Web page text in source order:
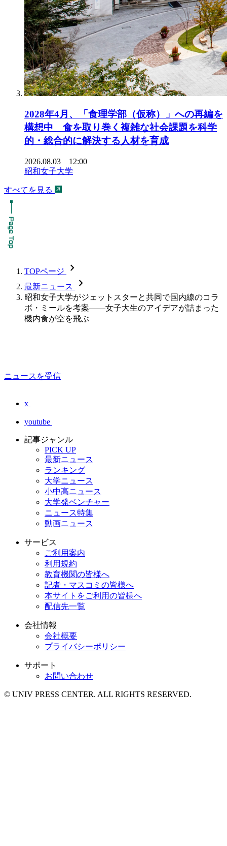
2028年4月、「食理学部（仮称）」への再編を
構想中 食を取り巻く複雑な社会課題を科学
的・総合的に解決する人材を育成
2026.08.03 12:00
昭和女子大学
すべてを見る
TOPページ chevron_forward
最新ニュース chevron_forward
昭和女子大学がジェットスターと共同で国内線のコラ
ボ・ミールを考案――女子大生のアイデアが詰まった
機内食が空を飛ぶ
ニュースを受信
x
youtube
記事ジャンル
PICK UP
最新ニュース
ランキング
大学ニュース
小中高ニュース
大学発ベンチャー
ニュース特集
動画ニュース
サービス
ご利用案内
利用規約
教育機関の皆様へ
記者・マスコミの皆様へ
本サイトをご利用の皆様へ
配信先一覧
会社情報
会社概要
プライバシーポリシー
サポート
お問い合わせ
© UNIV PRESS CENTER. ALL RIGHTS RESERVED.